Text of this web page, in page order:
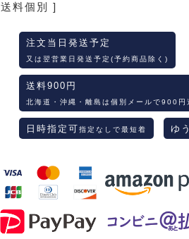
送料個別
注文当日発送予定
又は翌営業日発送予定(予約商品除く)
送料900円
北海道・沖縄・離島は個別メールで900円
日時指定可指定なしで最短着 ゆ